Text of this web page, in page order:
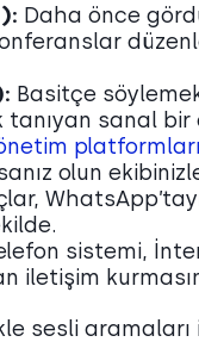
Daha önce
Basitçe
tanıyan sanal
platformları
olun
sistemi,
iletişim
sesli